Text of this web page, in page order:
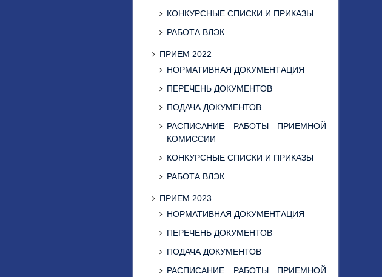
КОНКУРСНЫЕ СПИСКИ И ПРИКАЗЫ
РАБОТА ВЛЭК
ПРИЕМ 2022
НОРМАТИВНАЯ ДОКУМЕНТАЦИЯ
ПЕРЕЧЕНЬ ДОКУМЕНТОВ
ПОДАЧА ДОКУМЕНТОВ
РАСПИСАНИЕ РАБОТЫ ПРИЕМНОЙ
КОМИССИИ
КОНКУРСНЫЕ СПИСКИ И ПРИКАЗЫ
РАБОТА ВЛЭК
ПРИЕМ 2023
НОРМАТИВНАЯ ДОКУМЕНТАЦИЯ
ПЕРЕЧЕНЬ ДОКУМЕНТОВ
ПОДАЧА ДОКУМЕНТОВ
РАСПИСАНИЕ РАБОТЫ ПРИЕМНОЙ